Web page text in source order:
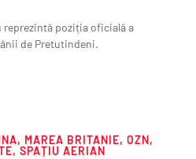
poziția oficială a
de Pretutindeni.
, MAREA BRITANIE, OZN,
, SPAȚIU AERIAN